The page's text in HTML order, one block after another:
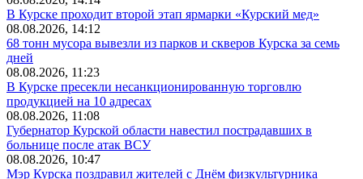
В Курске проходит второй этап ярмарки «Курский мед»
08.08.2026, 14:12
68 тонн мусора вывезли из парков и скверов Курска за семь
дней
08.08.2026, 11:23
В Курске пресекли несанкционированную торговлю
продукцией на 10 адресах
08.08.2026, 11:08
Губернатор Курской области навестил пострадавших в
больнице после атак ВСУ
08.08.2026, 10:47
Мэр Курска поздравил жителей с Днём физкультурника